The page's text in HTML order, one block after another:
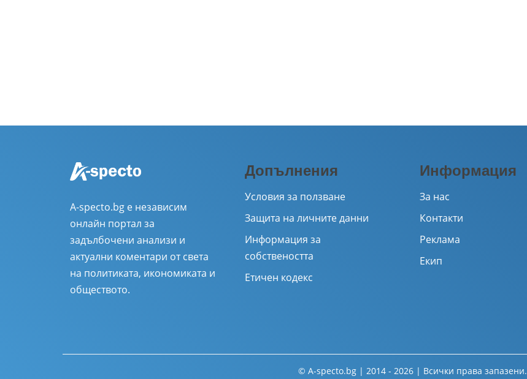
A-specto.bg е независим
онлайн портал за
задълбочени анализи и
актуални коментари от света
на политиката, икономиката и
обществото.
Допълнения
Условия за ползване
Защита на личните данни
Информация за
собствеността
Етичен кодекс
Информация
За нас
Контакти
Реклама
Екип
© A-specto.bg | 2014 - 2026 | Всички права запазени.